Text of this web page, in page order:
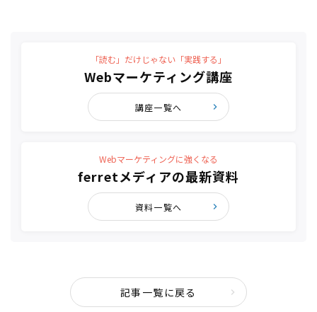
「読む」だけじゃない「実践する」
Webマーケティング講座
講座一覧へ
Webマーケティングに強くなる
ferretメディアの最新資料
資料一覧へ
記事一覧に戻る